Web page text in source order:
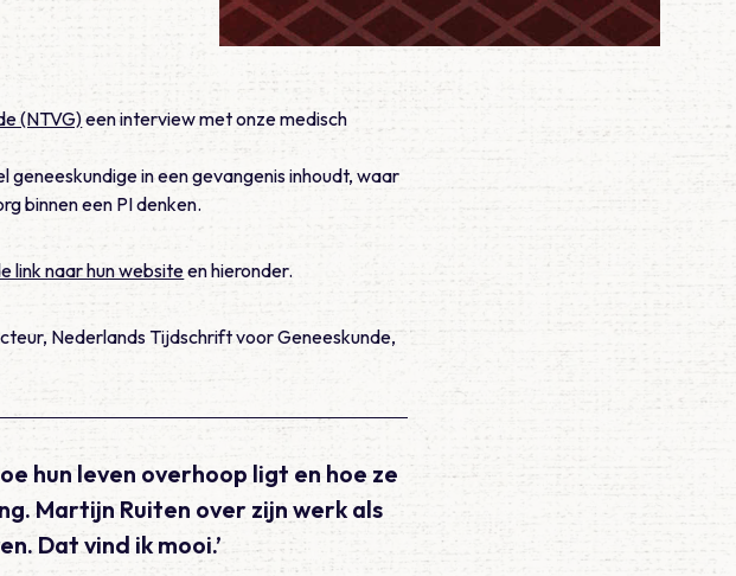
(NTVG)een interview met onze medisch
in een gevangenis inhoudt, waar
binnen een PI denken.
link naar hun websiteen hieronder.
Nederlands Tijdschrift voor Geneeskunde,
hun leven overhoop ligt en hoe ze
Martijn Ruiten over zijn werk als
Dat vind ik mooi.’